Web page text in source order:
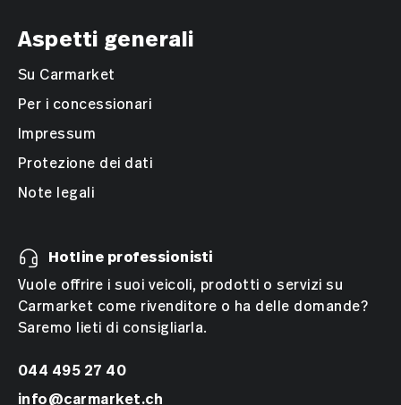
Aspetti generali
Su Carmarket
Per i concessionari
Impressum
Protezione dei dati
Note legali
Hotline professionisti
Vuole offrire i suoi veicoli, prodotti o servizi su
Carmarket come rivenditore o ha delle domande?
Saremo lieti di consigliarla.
044 495 27 40
info@carmarket.ch